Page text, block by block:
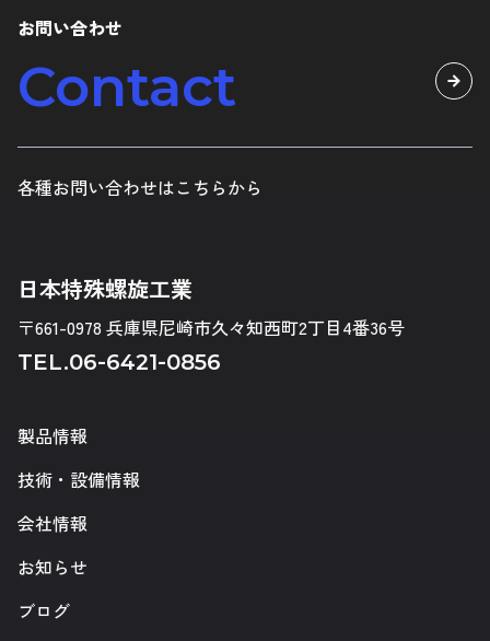
お問い合わせ
Contact
各種お問い合わせはこちらから
日本特殊螺旋工業
〒661-0978 兵庫県尼崎市久々知西町2丁目4番36号
TEL.06-6421-0856
製品情報
技術・設備情報
会社情報
お知らせ
ブログ